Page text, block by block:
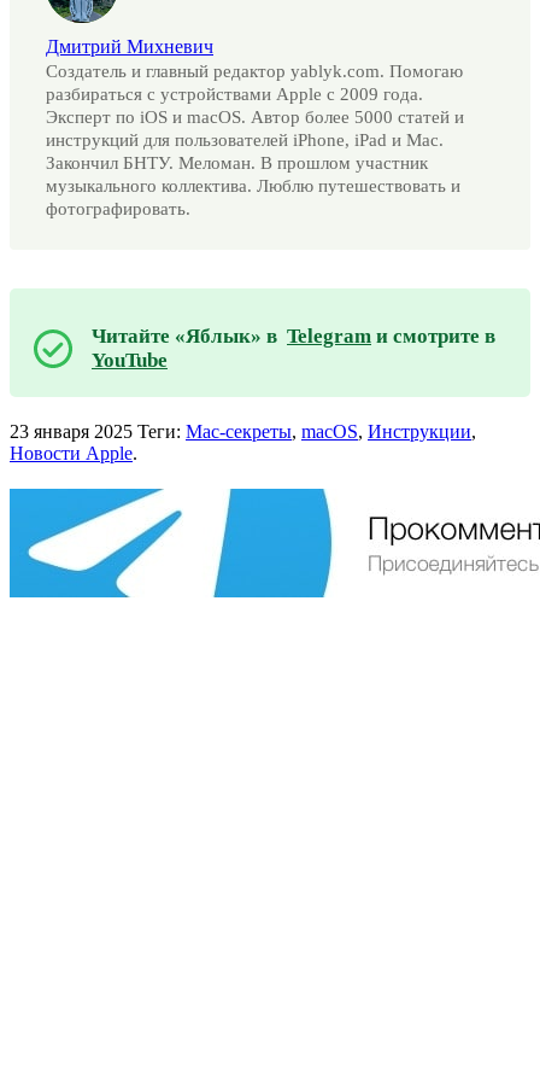
Дмитрий Михневич
Создатель и главный редактор yablyk.com. Помогаю
разбираться с устройствами Apple с 2009 года.
Эксперт по iOS и macOS. Автор более 5000 статей и
инструкций для пользователей iPhone, iPad и Mac.
Закончил БНТУ. Меломан. В прошлом участник
музыкального коллектива. Люблю путешествовать и
фотографировать.
Читайте «Яблык» в Telegram и смотрите в
YouTube
23 января 2025 Теги: Mac-секреты, macOS, Инструкции,
Новости Apple.